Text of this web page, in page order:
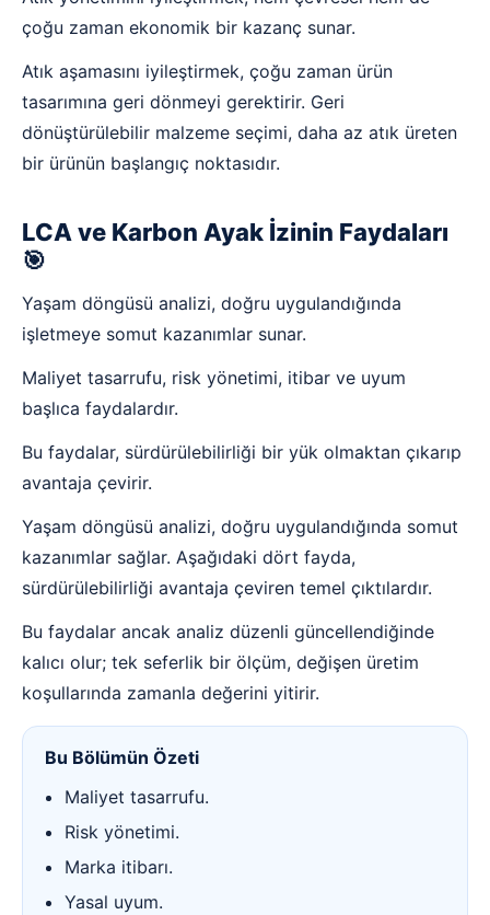
çoğu zaman ekonomik bir kazanç sunar.
Atık aşamasını iyileştirmek, çoğu zaman ürün
tasarımına geri dönmeyi gerektirir. Geri
dönüştürülebilir malzeme seçimi, daha az atık üreten
bir ürünün başlangıç noktasıdır.
LCA ve Karbon Ayak İzinin Faydaları
🎯
Yaşam döngüsü analizi, doğru uygulandığında
işletmeye somut kazanımlar sunar.
Maliyet tasarrufu, risk yönetimi, itibar ve uyum
başlıca faydalardır.
Bu faydalar, sürdürülebilirliği bir yük olmaktan çıkarıp
avantaja çevirir.
Yaşam döngüsü analizi, doğru uygulandığında somut
kazanımlar sağlar. Aşağıdaki dört fayda,
sürdürülebilirliği avantaja çeviren temel çıktılardır.
Bu faydalar ancak analiz düzenli güncellendiğinde
kalıcı olur; tek seferlik bir ölçüm, değişen üretim
koşullarında zamanla değerini yitirir.
Bu Bölümün Özeti
Maliyet tasarrufu.
Risk yönetimi.
Marka itibarı.
Yasal uyum.